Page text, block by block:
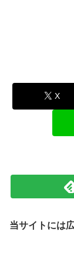
X
当サイトには